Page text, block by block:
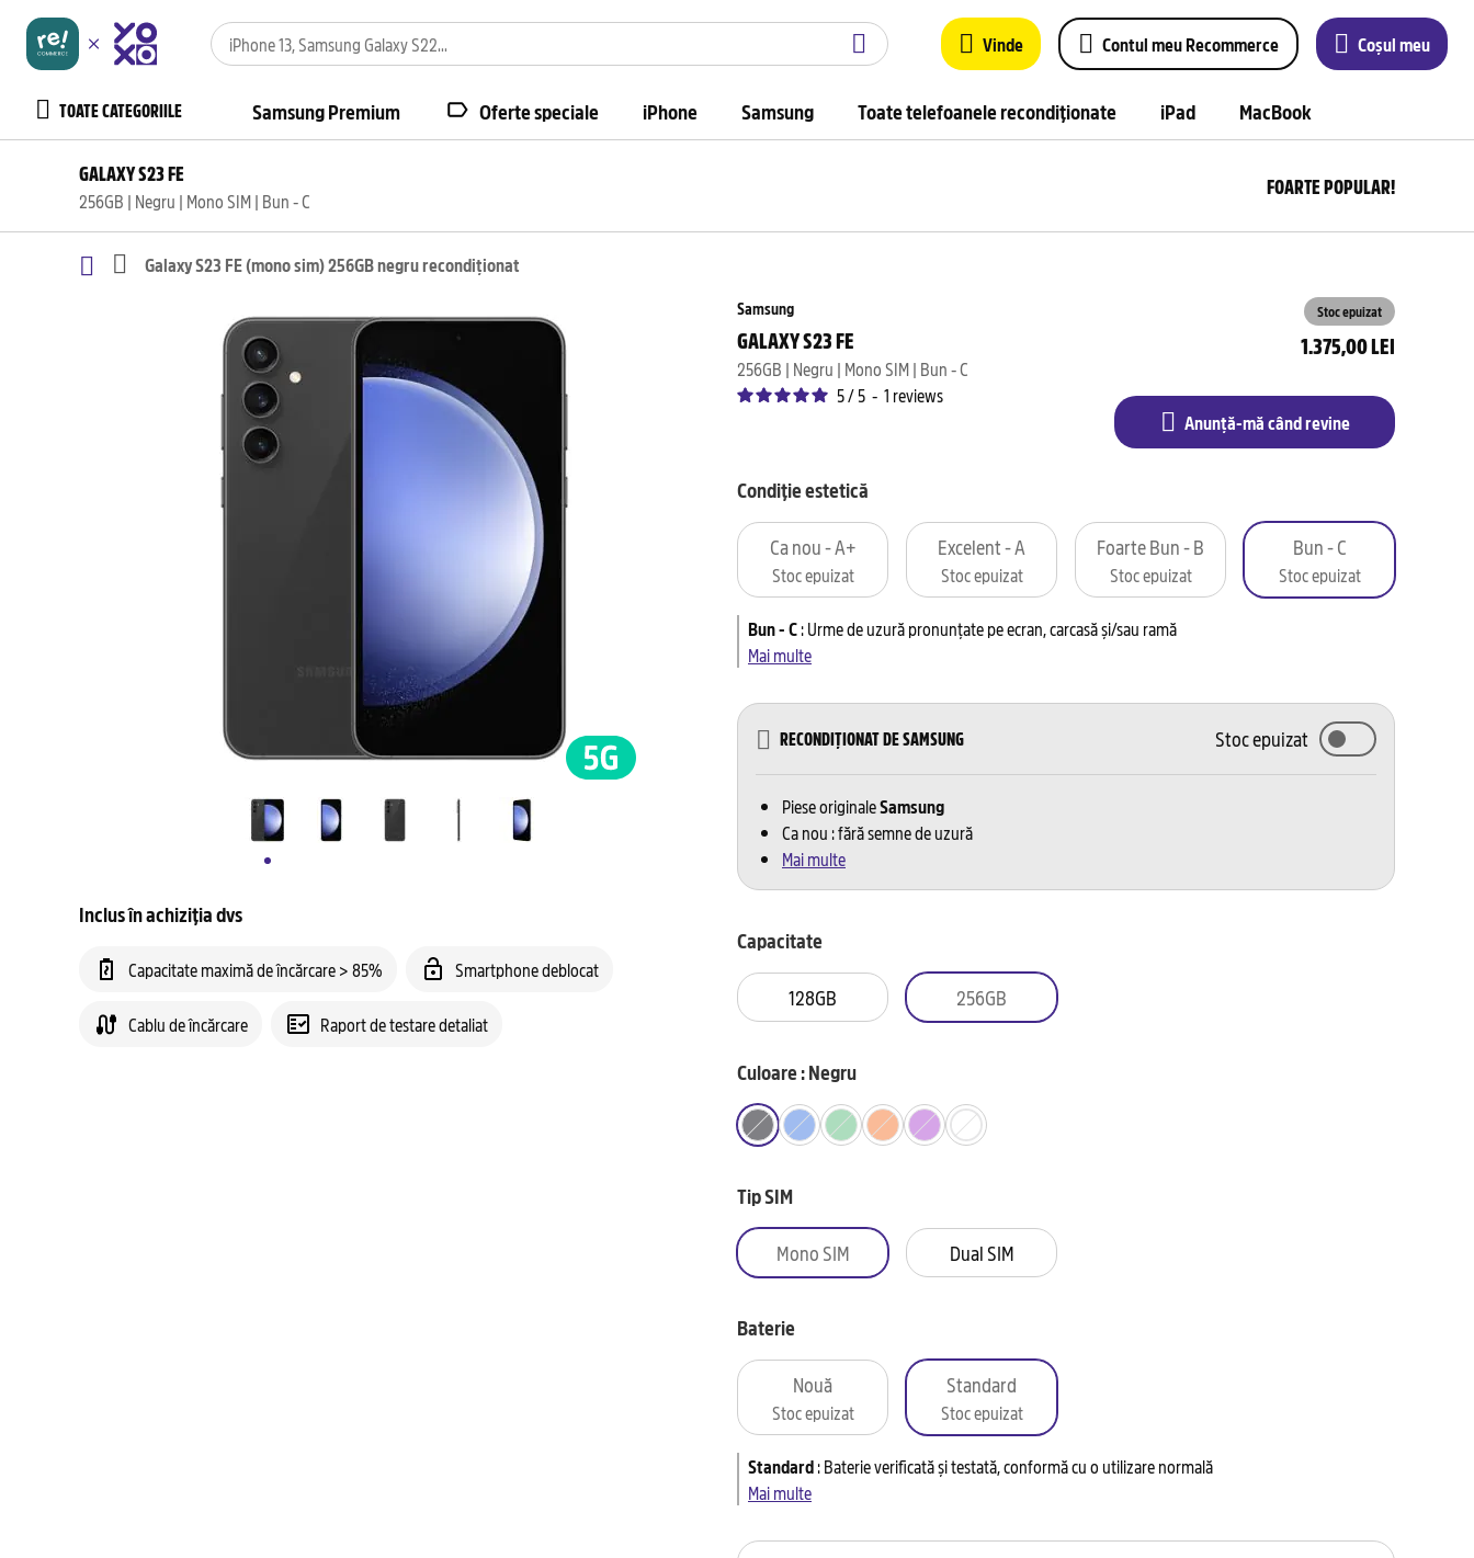
Vinde Contul meu Recommerce Coșul meu
TOATE CATEGORIILE Samsung Premium Oferte speciale iPhone Samsung Toate telefoanele recondiționate iPad MacBook
GALAXY S23 FE
256GB | Negru | Mono SIM | Bun - C
FOARTE POPULAR!
Galaxy S23 FE (mono sim) 256GB negru recondiționat
Samsung
GALAXY S23 FE
256GB | Negru | Mono SIM | Bun - C
5/5 - 1 reviews
Stoc epuizat
Inclus în achiziția dvs
Capacitate maximă de încărcare > 85% Smartphone deblocat
Cablu de încărcare Raport de testare detaliat
1.375,00 LEI
Anunță-mă când revine
Condiție estetică
Ca nou - A+
Stoc epuizat
Excelent - A
Stoc epuizat
Foarte Bun - B
Stoc epuizat
Bun - C
Stoc epuizat
Bun - C:Urme de uzură pronunțate pe ecran, carcasă și/sau ramă
Mai multe
RECONDIȚIONAT DE SAMSUNG Stoc epuizat
Piese originaleSamsung
Ca nou : fără semne de uzură
Mai multe
Capacitate
128GB 256GB
Culoare : Negru
Tip SIM
Mono SIM Dual SIM
Baterie
Nouă
Stoc epuizat
Standard
Stoc epuizat
Standard:Baterie verificată și testată, conformă cu o utilizare normală
Mai multe